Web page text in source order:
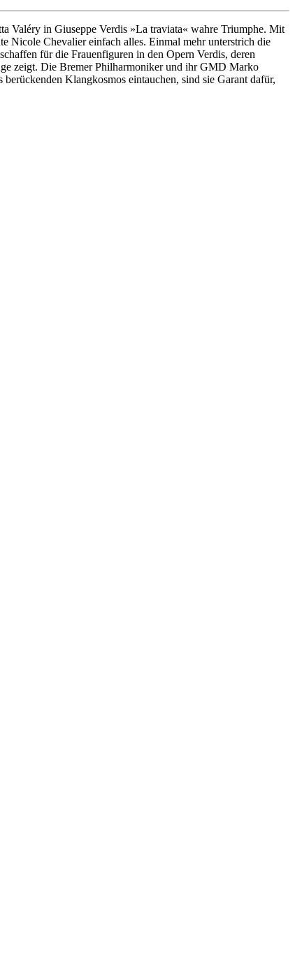
Valéry in Giuseppe Verdis »La traviata« wahre Triumphe. Mit
Nicole Chevalier einfach alles. Einmal mehr unterstrich die
für die Frauenfiguren in den Opern Verdis, deren
zeigt. Die Bremer Philharmoniker und ihr GMD Marko
Klangkosmos eintauchen, sind sie Garant dafür,